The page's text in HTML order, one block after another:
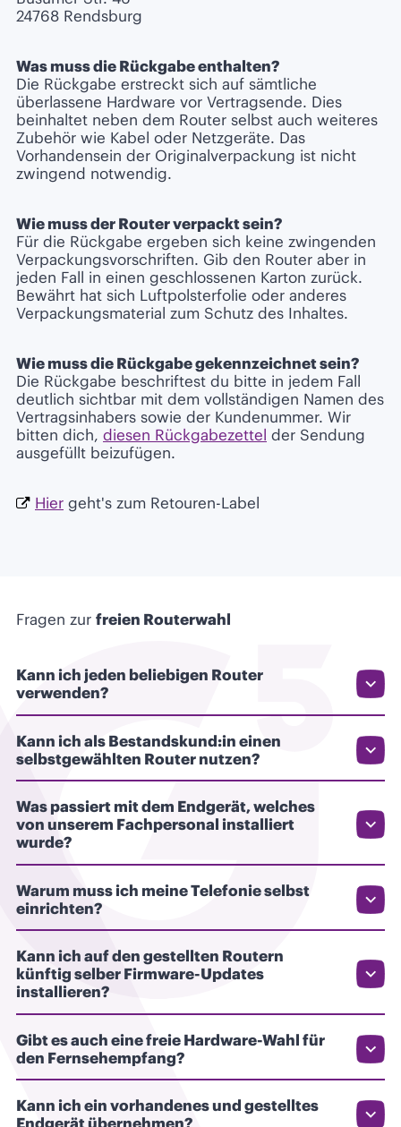
24768 Rendsburg
Was muss die Rückgabe enthalten?
Die Rückgabe erstreckt sich auf sämtliche
überlassene Hardware vor Vertragsende. Dies
beinhaltet neben dem Router selbst auch weiteres
Zubehör wie Kabel oder Netzgeräte. Das
Vorhandensein der Originalverpackung ist nicht
zwingend notwendig.
Wie muss der Router verpackt sein?
Für die Rückgabe ergeben sich keine zwingenden
Verpackungsvorschriften. Gib den Router aber in
jeden Fall in einen geschlossenen Karton zurück.
Bewährt hat sich Luftpolsterfolie oder anderes
Verpackungsmaterial zum Schutz des Inhaltes.
Wie muss die Rückgabe gekennzeichnet sein?
Die Rückgabe beschriftest du bitte in jedem Fall
deutlich sichtbar mit dem vollständigen Namen des
Vertragsinhabers sowie der Kundenummer. Wir
bitten dich, diesen Rückgabezettel der Sendung
ausgefüllt beizufügen.
Hier geht's zum Retouren-Label
Fragen zur freien Routerwahl
Kann ich jeden beliebigen Router
verwenden?
Kann ich als Bestandskund:in einen
selbstgewählten Router nutzen?
Was passiert mit dem Endgerät, welches
von unserem Fachpersonal installiert
wurde?
Warum muss ich meine Telefonie selbst
einrichten?
Kann ich auf den gestellten Routern
künftig selber Firmware-Updates
installieren?
Gibt es auch eine freie Hardware-Wahl für
den Fernsehempfang?
Kann ich ein vorhandenes und gestelltes